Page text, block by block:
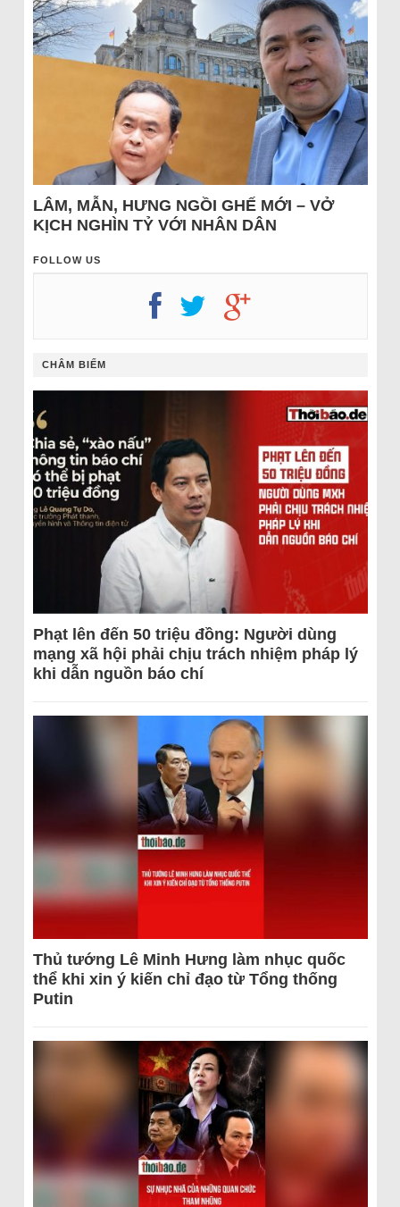
LÂM, MẪN, HƯNG NGỒI GHẾ MỚI – VỞ
KỊCH NGHÌN TỶ VỚI NHÂN DÂN
FOLLOW US
CHÂM BIẾM
Phạt lên đến 50 triệu đồng: Người dùng
mạng xã hội phải chịu trách nhiệm pháp lý
khi dẫn nguồn báo chí
Thủ tướng Lê Minh Hưng làm nhục quốc
thể khi xin ý kiến chỉ đạo từ Tổng thống
Putin